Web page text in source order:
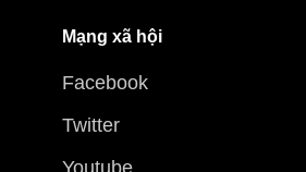
Mạng xã hội
Facebook
Twitter
Youtube